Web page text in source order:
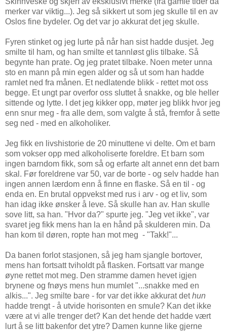
merker var viktig...). Jeg så sikkert ut som jeg skulle til en av
Oslos fine bydeler. Og det var jo akkurat det jeg skulle.
Fyren stinket og jeg lurte på når han sist hadde dusjet. Jeg
smilte til ham, og han smilte et tannløst glis tilbake. Så
begynte han prate. Og jeg pratet tilbake. Noen meter unna
sto en mann på min egen alder og så ut som han hadde
ramlet ned fra månen. Et nedlatende blikk - rettet mot oss
begge. Et ungt par overfor oss sluttet å snakke, og ble heller
sittende og lytte. I det jeg kikker opp, møter jeg blikk hvor jeg
enn snur meg - fra alle dem, som valgte å stå, fremfor å sette
seg ned - med en alkoholiker.
Jeg fikk en livshistorie de 20 minuttene vi delte. Om et barn
som vokser opp med alkoholiserte foreldre. Et barn som
ingen barndom fikk, som så og erfarte alt annet enn det barn
skal. Før foreldrene var 50, var de borte - og selv hadde han
ingen annen lærdom enn å finne en flaske. Så en til - og
enda en. En brutal oppvekst med rus i arv - og et liv, som
han idag ikke ønsker å leve. Så skulle han av. Han skulle
sove litt, sa han. "Hvor da?" spurte jeg. "Jeg vet ikke", var
svaret jeg fikk mens han la en hånd på skulderen min. Da
han kom til døren, ropte han mot meg - "Takk!"...
Da banen forlot stasjonen, så jeg ham sjangle bortover,
mens han fortsatt tviholdt på flasken. Fortsatt var mange
øyne rettet mot meg. Den stramme damen hevet igjen
brynene og fnøys mens hun mumlet "...snakke med en
alkis...". Jeg smilte bare - for var det ikke akkurat dethun
hadde trengt - å utvide horisonten en smule? Kan det ikke
være at vi alle trenger det? Kan det hende det hadde vært
lurt å se litt bakenfor det ytre? Damen kunne like gjerne